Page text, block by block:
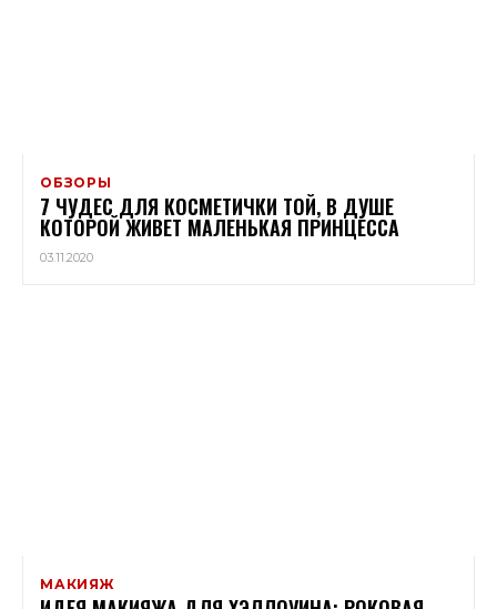
ОБЗОРЫ
7 ЧУДЕС ДЛЯ КОСМЕТИЧКИ ТОЙ, В ДУШЕ
КОТОРОЙ ЖИВЕТ МАЛЕНЬКАЯ ПРИНЦЕССА
03.11.2020
МАКИЯЖ